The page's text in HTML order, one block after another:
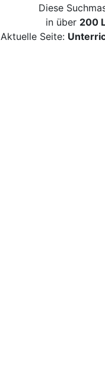
Diese
in über 200
Aktuelle Seite: